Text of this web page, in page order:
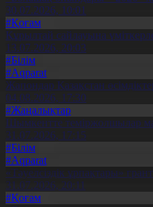
30.07.2026, 10:01
#Қоғам
Құрылтай сайлауына
13.07.2026, 20:03
#Білім
#Aqparat
Жапондар Қазақстан
04.08.2026, 17:30
#Жаңалықтар
Шымкентте теміржолшылар
31.07.2026, 17:15
#Білім
#Aqparat
«Тәуелсіздік ұрпақтары»
31.07.2026, 20:11
#Қоғам